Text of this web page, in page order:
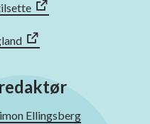
Ellingsberg